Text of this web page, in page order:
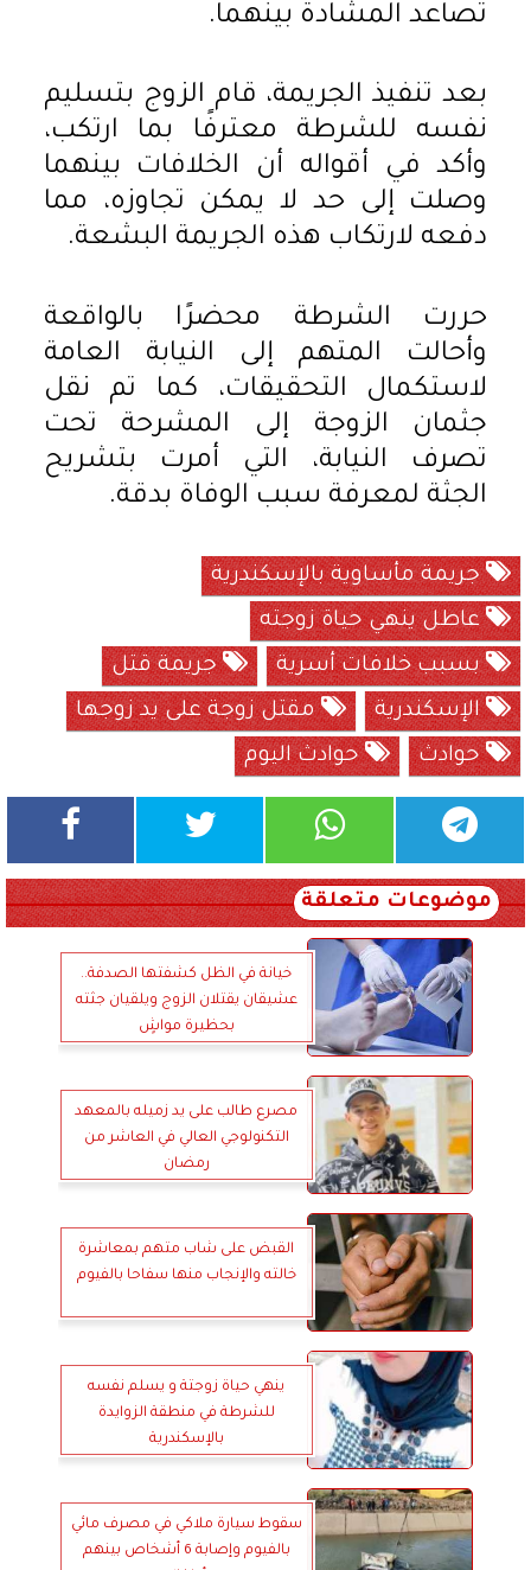
تصاعد المشادة بينهما.
بعد تنفيذ الجريمة، قام الزوج بتسليم
نفسه للشرطة معترفًا بما ارتكب،
وأكد في أقواله أن الخلافات بينهما
وصلت إلى حد لا يمكن تجاوزه، مما
دفعه لارتكاب هذه الجريمة البشعة.
حررت الشرطة محضرًا بالواقعة
وأحالت المتهم إلى النيابة العامة
لاستكمال التحقيقات، كما تم نقل
جثمان الزوجة إلى المشرحة تحت
تصرف النيابة، التي أمرت بتشريح
الجثة لمعرفة سبب الوفاة بدقة.
جريمة مأساوية بالإسكندرية
عاطل ينهي حياة زوجته
بسبب خلافات أسرية
جريمة قتل
الإسكندرية
مقتل زوجة على يد زوجها
حوادث
حوادث اليوم
موضوعات متعلقة
خيانة في الظل كشفتها الصدفة..
عشيقان يقتلان الزوج ويلقيان جثته
بحظيرة مواشٍ
مصرع طالب على يد زميله بالمعهد
التكنولوجي العالي في العاشر من
رمضان
القبض على شاب متهم بمعاشرة
خالته والإنجاب منها سفاحا بالفيوم
ينهي حياة زوجتة و يسلم نفسه
للشرطة في منطقة الزوايدة
بالإسكندرية
سقوط سيارة ملاكي في مصرف مائي
بالفيوم وإصابة 6 أشخاص بينهم